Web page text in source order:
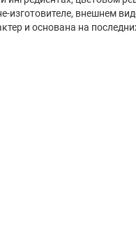
изготовителе, внешнем
и основана на